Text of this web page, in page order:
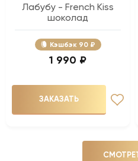
Лабубу - French Kiss
шоколад
Кэшбэк 90 ₽
1 990 ₽
ЗАКАЗАТЬ